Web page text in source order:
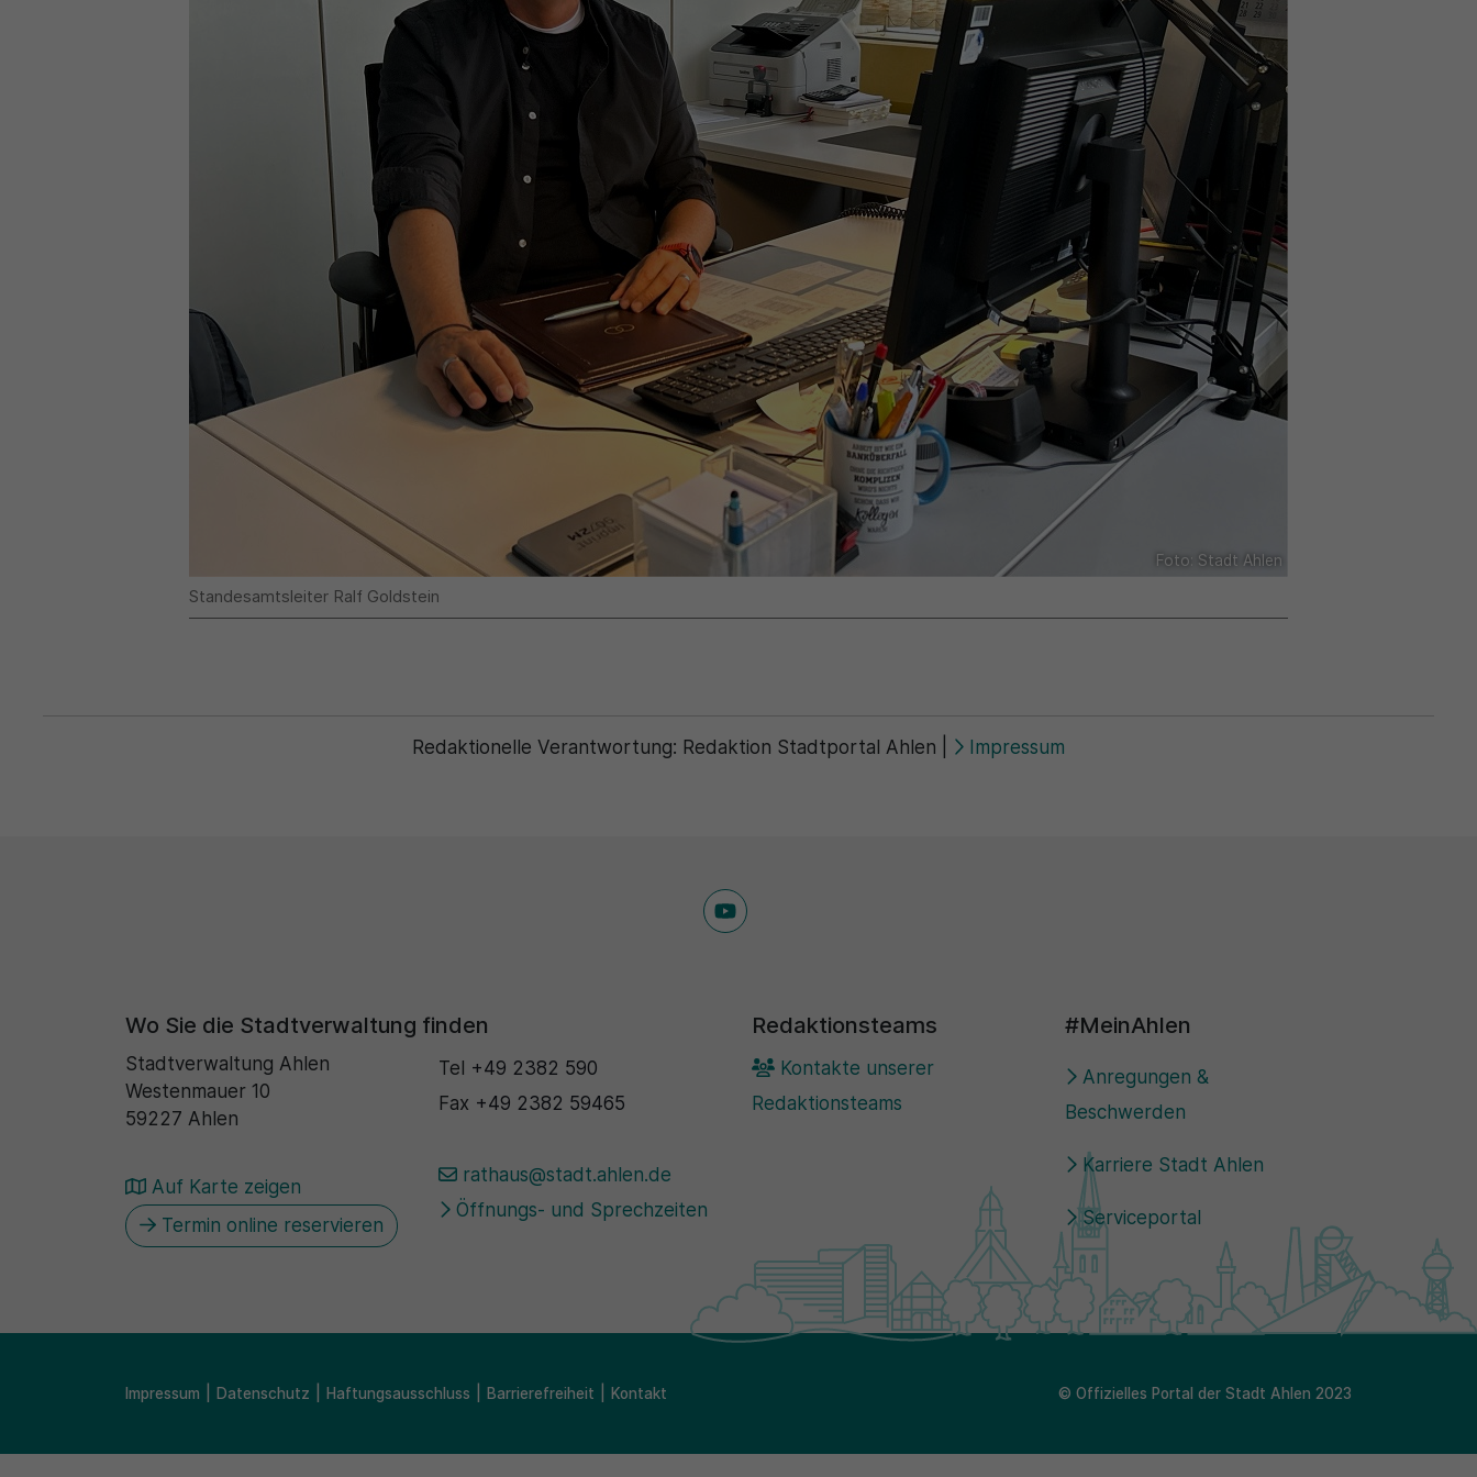
Foto: Stadt Ahlen
Standesamtsleiter Ralf Goldstein
Redaktionelle Verantwortung: Redaktion Stadtportal Ahlen Impressum
Wo Sie die Stadtverwaltung finden
Stadtverwaltung Ahlen
Westenmauer 10
59227 Ahlen
Auf Karte zeigen
Termin online reservieren
Tel +49 2382 590
Fax +49 2382 59465
rathaus@stadt.ahlen.de
Öffnungs- und Sprechzeiten
Redaktionsteams
Kontakte unserer
Redaktionsteams
#MeinAhlen
Anregungen &
Beschwerden
Karriere Stadt Ahlen
Serviceportal
Impressum Datenschutz Haftungsausschluss Barrierefreiheit Kontakt © Offizielles Portal der Stadt Ahlen 2023
Zweck
generierte ID, für die historische Speicherung
Ihrer vorgenommen Einstellungen, falls der
Webseiten-Betreiber dies eingestellt hat.
Zweck
Details wie die eindeutige Besucher-ID zu
speichern.
Name _pk_ses\..*$
Matomo
30 Minuten
Wird für statistische Zwecke verwendet, um
vorübergehende Daten des Besuchs zu
speichern.